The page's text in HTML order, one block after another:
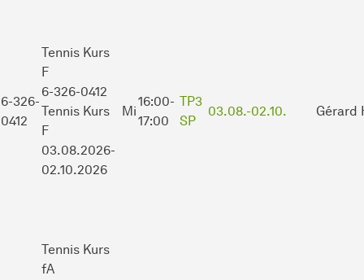
6-326-
0412
Tennis Kurs
F
6-326-0412
Tennis Kurs
F
03.08.2026-
02.10.2026
Mi
16:00-
17:00
TP3
SP
03.08.-02.10. Gérard
Tennis Kurs
fA